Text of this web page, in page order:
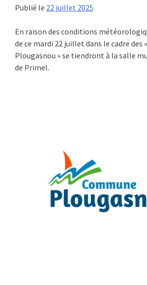
Publié le 22 juillet 2025
En raison des conditions
de ce mardi 22 juillet dans le cadre des
Plougasnou » se tiendront à la salle
de Primel.